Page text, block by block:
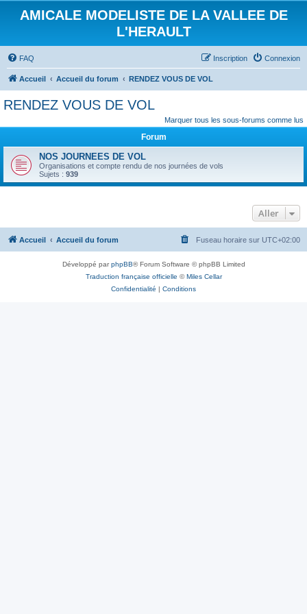
AMICALE MODELISTE DE LA VALLEE DE
L'HERAULT
FAQ Connexion
Inscription
Accueil Accueil du forum RENDEZ VOUS DE VOL
RENDEZ VOUS DE VOL
Marquer tous les sous-forums comme lus
Forum
NOS JOURNEES DE VOL
Organisations et compte rendu de nos journées de vols
Sujets : 939
Aller
Accueil Accueil du forum Fuseau horaire sur UTC+02:00
Développé parphpBB® Forum Software © phpBB Limited
Traduction française officielle ©Miles Cellar
Confidentialité | Conditions